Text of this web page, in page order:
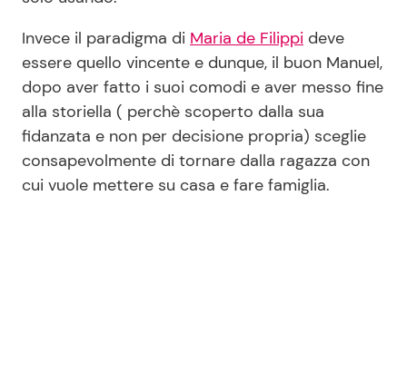
Invece il paradigma di Maria de Filippi deve
essere quello vincente e dunque, il buon Manuel,
dopo aver fatto i suoi comodi e aver messo fine
alla storiella ( perchè scoperto dalla sua
fidanzata e non per decisione propria) sceglie
consapevolmente di tornare dalla ragazza con
cui vuole mettere su casa e fare famiglia.